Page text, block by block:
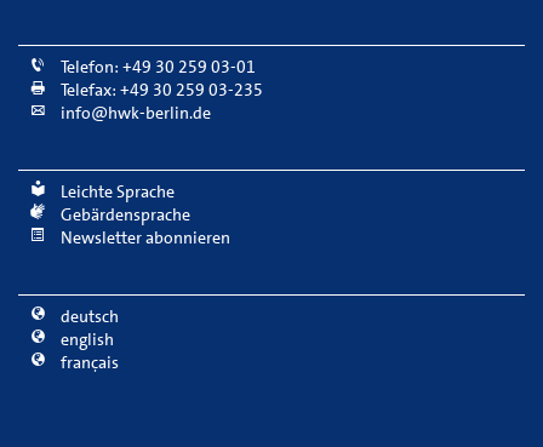
Telefon: +49 30 259 03-01
Telefax: +49 30 259 03-235
info@hwk-berlin.de
Leichte Sprache
Gebärdensprache
Newsletter abonnieren
deutsch
english
français